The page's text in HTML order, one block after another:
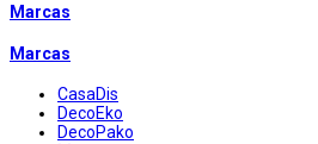
Marcas
Marcas
CasaDis
DecoEko
DecoPako